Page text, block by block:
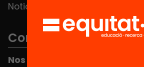
Noticias
Contacto
Nos puedes encontrar en el